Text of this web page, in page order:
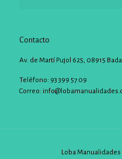
Contacto
Av. de Martí Pujol 625, 08915
Teléfono: 93 399 57 09
Correo:
Loba